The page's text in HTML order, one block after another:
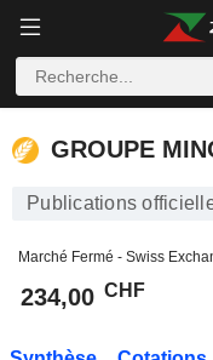
GROUPE
GROUPE
Publications
Marché Fermé - Swiss
234,00 CHF